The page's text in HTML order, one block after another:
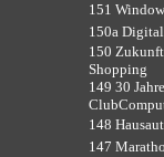
151
150a
150
Shopping
149 30 Jahre
148
147